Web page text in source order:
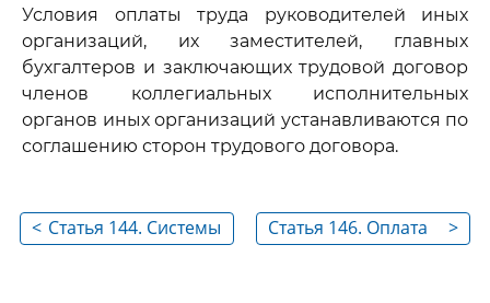
Условия оплаты труда руководителей иных
организаций, их заместителей, главных
бухгалтеров и заключающих трудовой договор
членов коллегиальных исполнительных
органов иных организаций устанавливаются по
соглашению сторон трудового договора.
< Статья 144. Системы
>
Статья 146. Оплата